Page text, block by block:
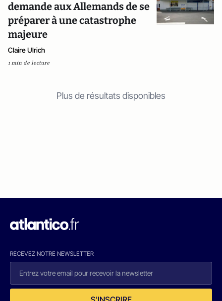
demande aux Allemands de se
préparer à une catastrophe
majeure
Claire Ulrich
1 min de lecture
Plus de résultats disponibles
RECEVEZ NOTRE NEWSLETTER